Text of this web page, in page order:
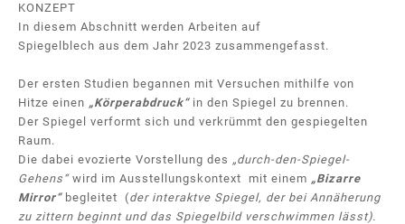
KONZEPT
In diesem Abschnitt werden Arbeiten auf
Spiegelblech aus dem Jahr 2023 zusammengefasst.
Der ersten Studien begannen mit Versuchen mithilfe von
Hitze einen „Körperabdruck“ in den Spiegel zu brennen.
Der Spiegel verformt sich und verkrümmt den gespiegelten
Raum.
Die dabei evozierte Vorstellung des „durch-den-Spiegel-
Gehens“ wird im Ausstellungskontext mit einem „Bizarre
Mirror“begleitet (der interaktve Spiegel, der bei Annäherung
zu zittern beginnt und das Spiegelbild verschwimmen lässt).